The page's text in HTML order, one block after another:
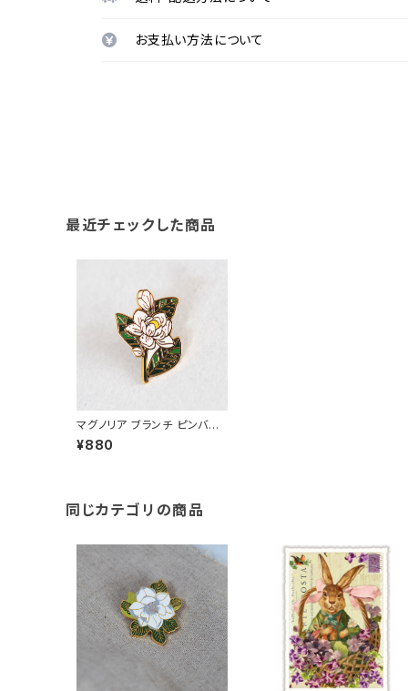
お支払い方法について
最近チェックした商品
マグノリア ブランチ ピンバッ
ジ White Magnolia
¥880
同じカテゴリの商品